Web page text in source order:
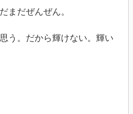
まだぜんぜん。
う。だから輝けない。輝い